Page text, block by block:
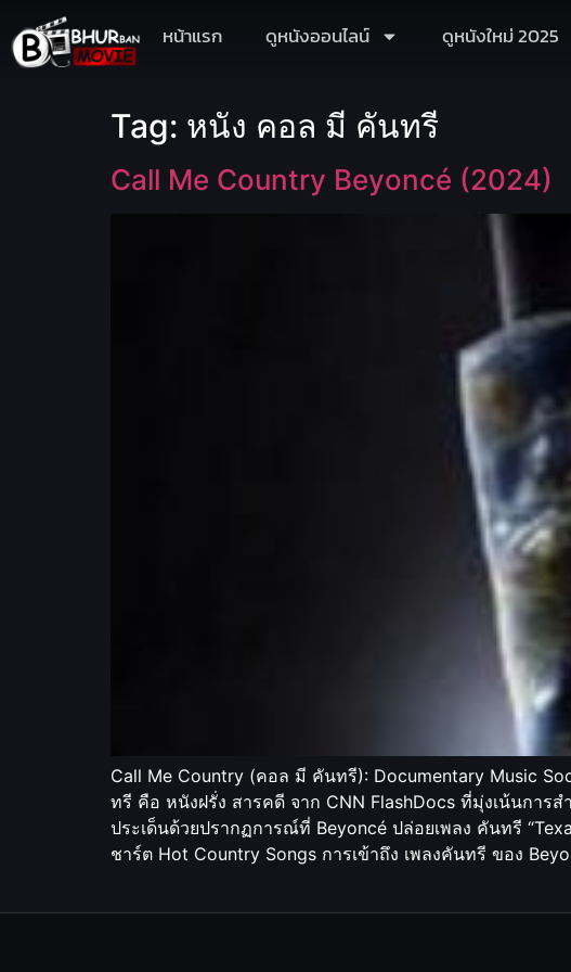
หน้าแรก ดูหนังออนไลน์ ดูหนังใหม่ 2025
Tag: หนัง คอล มี คันทรี
Call Me Country Beyoncé (2024)
Call Me Country (คอล มี คันทรี): Documentary Music
ทรี คือ หนังฝรั่ง สารคดี จาก CNN FlashDocs ที่มุ่งเน้นการ
ประเด็นด้วยปรากฏการณ์ที่ Beyoncé ปล่อยเพลง คันทรี
ชาร์ต Hot Country Songs การเข้าถึง เพลงคันทรี ของ